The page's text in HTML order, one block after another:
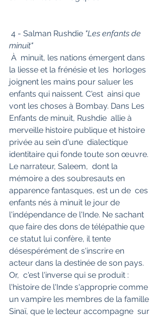
4 - Salman Rushdie "Les enfants de
minuit"
la liesse et la frénésie et les  horloges
joignent les mains pour saluer les
enfants qui naissent. C'est  ainsi que
vont les choses à Bombay. Dans Les
Enfants de minuit, Rushdie  allie à
merveille histoire publique et histoire
privée au sein d'une  dialectique
identitaire qui fonde toute son œuvre.
Le narrateur, Saleem,  dont la
mémoire a des soubresauts en
apparence fantasques, est un de  ces
enfants nés à minuit le jour de
l'indépendance de l'Inde. Ne sachant
que faire des dons de télépathie que
ce statut lui confère, il tente
désespérément de s'inscrire en
acteur dans la destinée de son pays.
Or,  c'est l'inverse qui se produit :
l'histoire de l'Inde s'approprie comme
un vampire les membres de la famille
Sinaï, que le lecteur accompagne  sur